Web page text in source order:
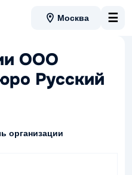
Москва ☰
ООО
Русский
организации